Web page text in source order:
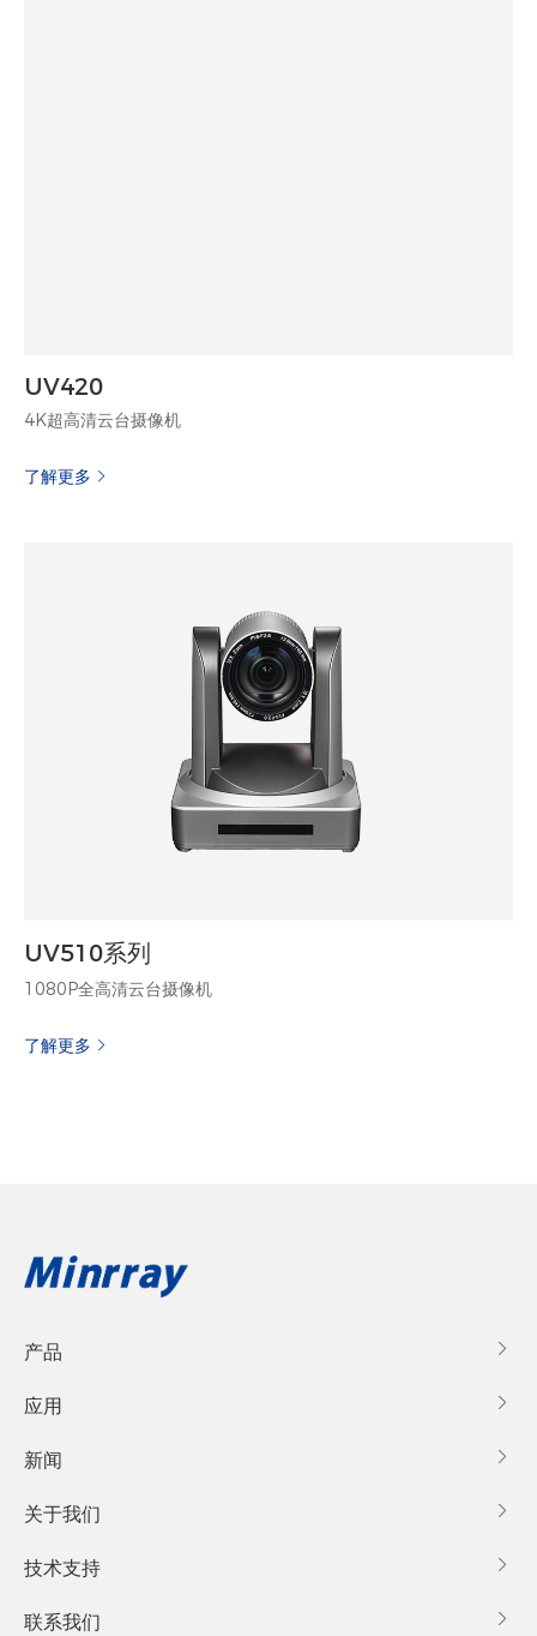
UV420
4K超高清云台摄像机
了解更多
UV510系列
1080P全高清云台摄像机
了解更多
产品 
应用 
新闻 
关于我们 
技术支持 
联系我们 